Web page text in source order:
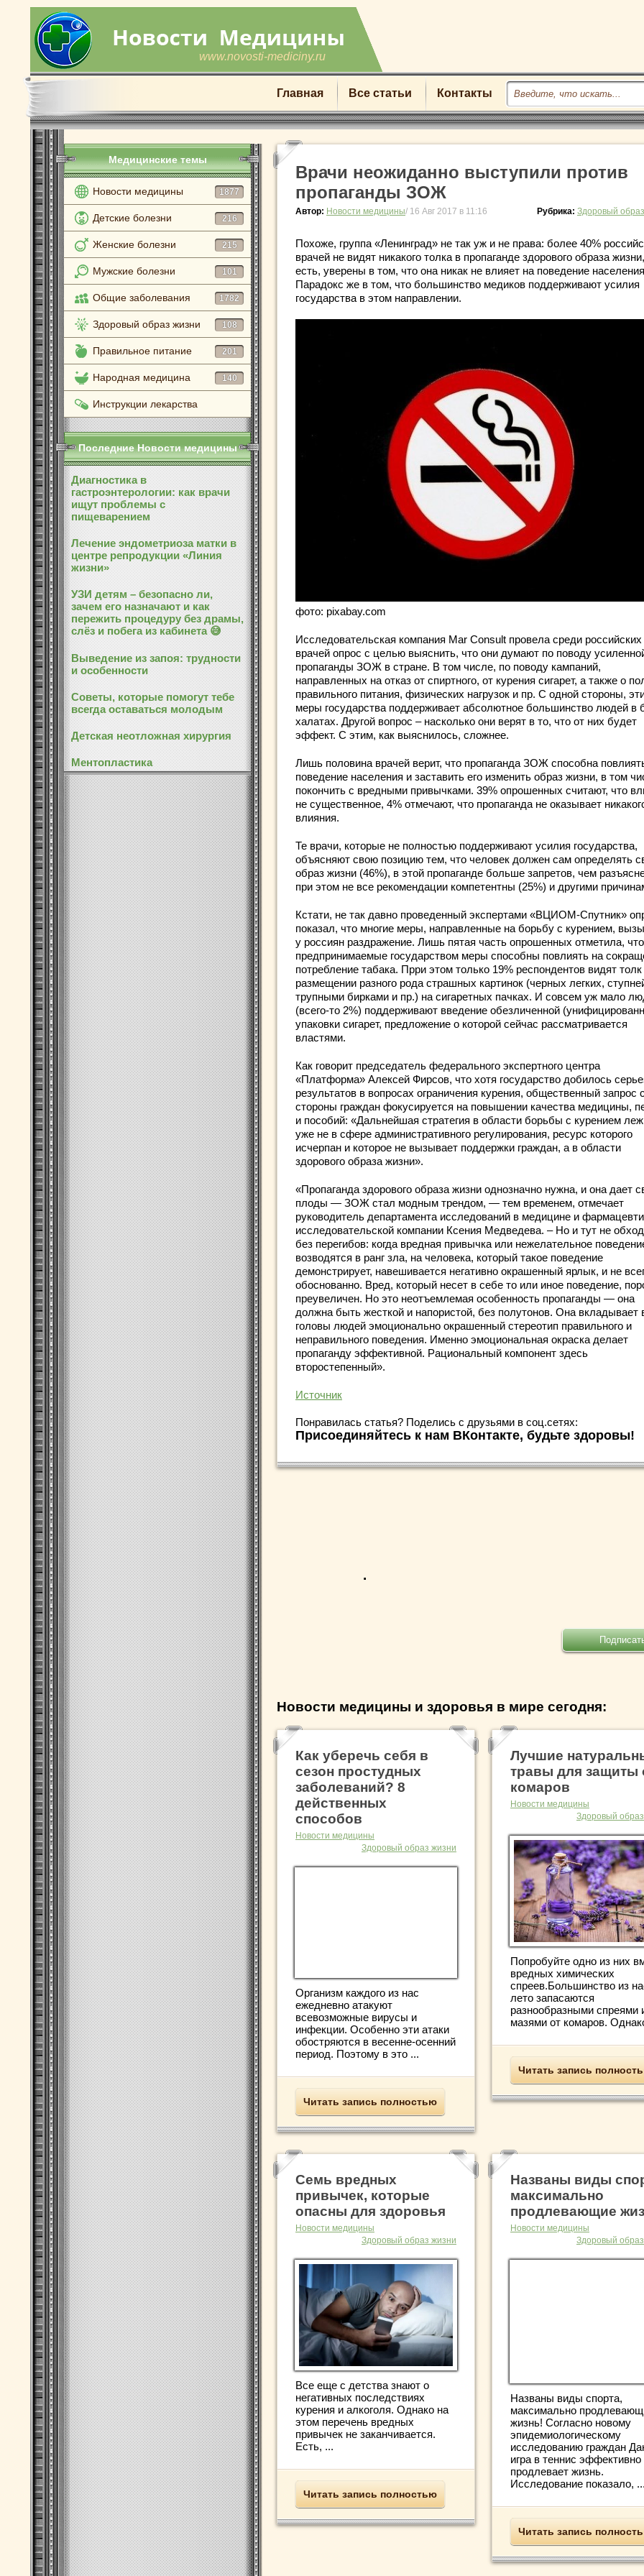
www.novosti-mediciny.ru
Главная Все статьи Контакты
Медицинские темы
Новости медицины 1877
Детские болезни 216
Женские болезни 215
Мужские болезни 101
Общие заболевания 1782
Здоровый образ жизни 108
Правильное питание 201
Народная медицина 140
Инструкции лекарства
Последние Новости медицины
Диагностика в
гастроэнтерологии: как врачи
ищут проблемы с
пищеварением
Лечение эндометриоза матки в
центре репродукции «Линия
жизни»
УЗИ детям – безопасно ли,
зачем его назначают и как
пережить процедуру без драмы,
слёз и побега из кабинета 😅
Выведение из запоя: трудности
и особенности
Советы, которые помогут тебе
всегда оставаться молодым
Детская неотложная хирургия
Ментопластика
Врачи неожиданно выступили против
пропаганды ЗОЖ
Автор: Новости медицины/ 16 Авг 2017 в 11:16 Рубрика: Здоровый
Похоже, группа «Ленинград» не так уж и не права: более 40%
врачей не видят никакого толка в пропаганде здорового образа
есть, уверены в том, что она никак не влияет на поведение
Парадокс же в том, что большинство медиков поддерживают усилия
государства в этом направлении.
фото: pixabay.com
Исследовательская компания Mar Consult провела среди российских
врачей опрос с целью выяснить, что они думают по поводу
пропаганды ЗОЖ в стране. В том числе, по поводу кампаний,
направленных на отказ от спиртного, от курения сигарет, а также о
правильного питания, физических нагрузок и пр. С одной стороны,
меры государства поддерживает абсолютное большинство людей в
халатах. Другой вопрос – насколько они верят в то, что от них будет
эффект. С этим, как выяснилось, сложнее.
Лишь половина врачей верит, что пропаганда ЗОЖ способна
поведение населения и заставить его изменить образ жизни, в том
покончить с вредными привычками. 39% опрошенных считают, что
не существенное, 4% отмечают, что пропаганда не оказывает
влияния.
Те врачи, которые не полностью поддерживают усилия государства,
объясняют свою позицию тем, что человек должен сам определять
образ жизни (46%), в этой пропаганде больше запретов, чем
при этом не все рекомендации компетентны (25%) и другими
Кстати, не так давно проведенный экспертами «ВЦИОМ-Спутник»
показал, что многие меры, направленные на борьбу с курением,
у россиян раздражение. Лишь пятая часть опрошенных отметила, что
предпринимаемые государством меры способны повлиять на
потребление табака. Прри этом только 19% респондентов видят толк
размещении разного рода страшных картинок (черных легких,
трупными бирками и пр.) на сигаретных пачках. И совсем уж мало
(всего-то 2%) поддерживают введение обезличенной
упаковки сигарет, предложение о которой сейчас рассматривается
властями.
Как говорит председатель федерального экспертного центра
«Платформа» Алексей Фирсов, что хотя государство добилось
результатов в вопросах ограничения курения, общественный запрос
стороны граждан фокусируется на повышении качества медицины,
и пособий: «Дальнейшая стратегия в области борьбы с курением
уже не в сфере административного регулирования, ресурс которого
исчерпан и которое не вызывает поддержки граждан, а в области
здорового образа жизни».
«Пропаганда здорового образа жизни однозначно нужна, и она дает
плоды — ЗОЖ стал модным трендом, — тем временем, отмечает
руководитель департамента исследований в медицине и
исследовательской компании Ксения Медведева. – Но и тут не
без перегибов: когда вредная привычка или нежелательное
возводятся в ранг зла, на человека, который такое поведение
демонстрирует, навешивается негативно окрашенный ярлык, и не
обоснованно. Вред, который несет в себе то или иное поведение,
преувеличен. Но это неотъемлемая особенность пропаганды — она
должна быть жесткой и напористой, без полутонов. Она вкладывает
головы людей эмоционально окрашенный стереотип правильного и
неправильного поведения. Именно эмоциональная окраска делает
пропаганду эффективной. Рациональный компонент здесь
второстепенный».
Источник
Понравилась статья? Поделись с друзьями в соц.сетях:
Присоединяйтесь к нам ВКонтакте, будьте здоровы!
.
Новости медицины и здоровья в мире сегодня:
Как уберечь себя в
сезон простудных
заболеваний? 8
действенных
способов
Новости медицины
Здоровый образ жизни
Организм каждого из нас
ежедневно атакуют
всевозможные вирусы и
инфекции. Особенно эти атаки
обостряются в весенне-осенний
период. Поэтому в это ...
Читать запись полностью
Лучшие
травы для защиты
комаров
Новости медицины
Здоровый
Попробуйте одно из них
вредных химических
спреев.Большинство из
лето запасаются
разнообразными спреями
мазями от комаров.
Читать запись
Семь вредных
привычек, которые
опасны для здоровья
Новости медицины
Здоровый образ жизни
Все еще с детства знают о
негативных последствиях
курения и алкоголя. Однако на
этом перечень вредных
привычек не заканчивается.
Есть, ...
Читать запись полностью
Названы виды
максимально
продлевающие
Новости медицины
Здоровый
Названы виды спорта,
максимально
жизнь! Согласно новому
эпидемиологическому
исследованию граждан
игра в теннис эффективно
продлевает жизнь.
Исследование показало,
Читать запись